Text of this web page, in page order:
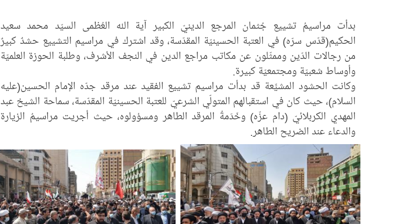
بدأت مراسيمُ تشييع جُثمان المرجع الدينيّ الكبير آية الله العُظمى السيّد محمد سعيد
الحكيم(قدّس سرّه) في العتبة الحسينيّة المقدّسة، وقد اشترك في مراسيم التشييع حشدٌ كبيرٌ
من رجالات الدّين وممثّلون عن مكاتب مراجع الدين في النجف الأشرف، وطلبة الحوزة العلميّة
وأوساط شعبيّة ومجتمعيّة كبيرة.
وكانت الحشود المشيِّعة قد بدأت مراسيم تشييع الفقيد عند مرقد جدّه الإمام الحسين(عليه
السلام)، حيث كان في استقبالهم المتولّي الشرعيّ للعتبة الحسينيّة المقدّسة، سماحة الشيخ عبد
المهدي الكربلائيّ (دام عزّه) وخَدَمةُ المرقد الطاهر ومسؤولوه، حيث أجريت مراسيمُ الزيارة
والدعاء عند الضريح الطاهر.